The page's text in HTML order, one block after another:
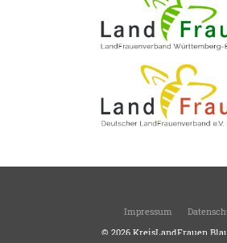
Impressum
© 2026 KreisLandFrauen